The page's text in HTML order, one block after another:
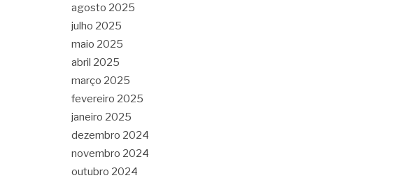
agosto 2025
julho 2025
maio 2025
abril 2025
março 2025
fevereiro 2025
janeiro 2025
dezembro 2024
novembro 2024
outubro 2024